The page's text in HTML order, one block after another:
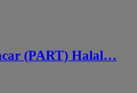
(PART) Halal…